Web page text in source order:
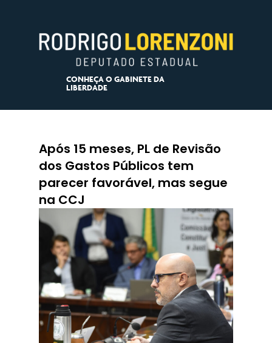
CONHEÇA O GABINETE DA
LIBERDADE
Após 15 meses, PL de Revisão
dos Gastos Públicos tem
parecer favorável, mas segue
na CCJ